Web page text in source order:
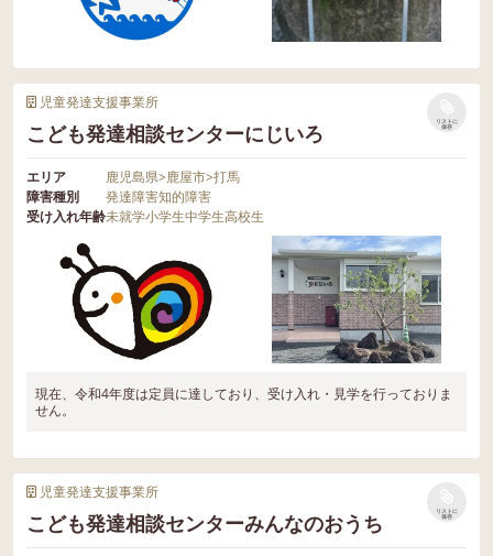
児童発達支援事業所
こども発達相談センターにじいろ
リストに
保存
エリア 鹿児島県>鹿屋市>打馬
障害種別
発達障害知的障害
受け入れ年齢未就学小学生中学生高校生
現在、令和4年度は定員に達しており、受け入れ・見学を行っておりま
せん。
児童発達支援事業所
こども発達相談センターみんなのおうち
リストに
保存